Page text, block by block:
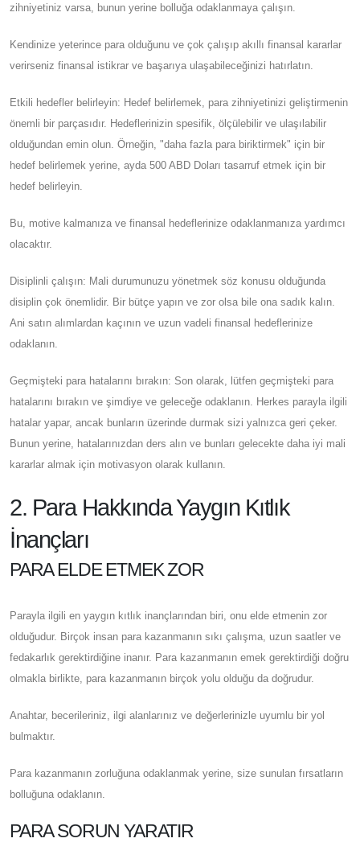
zihniyetiniz varsa, bunun yerine bolluğa odaklanmaya çalışın.
Kendinize yeterince para olduğunu ve çok çalışıp akıllı finansal kararlar
verirseniz finansal istikrar ve başarıya ulaşabileceğinizi hatırlatın.
Etkili hedefler belirleyin: Hedef belirlemek, para zihniyetinizi geliştirmenin
önemli bir parçasıdır. Hedeflerinizin spesifik, ölçülebilir ve ulaşılabilir
olduğundan emin olun. Örneğin, "daha fazla para biriktirmek" için bir
hedef belirlemek yerine, ayda 500 ABD Doları tasarruf etmek için bir
hedef belirleyin.
Bu, motive kalmanıza ve finansal hedeflerinize odaklanmanıza yardımcı
olacaktır.
Disiplinli çalışın: Mali durumunuzu yönetmek söz konusu olduğunda
disiplin çok önemlidir. Bir bütçe yapın ve zor olsa bile ona sadık kalın.
Ani satın alımlardan kaçının ve uzun vadeli finansal hedeflerinize
odaklanın.
Geçmişteki para hatalarını bırakın: Son olarak, lütfen geçmişteki para
hatalarını bırakın ve şimdiye ve geleceğe odaklanın. Herkes parayla ilgili
hatalar yapar, ancak bunların üzerinde durmak sizi yalnızca geri çeker.
Bunun yerine, hatalarınızdan ders alın ve bunları gelecekte daha iyi mali
kararlar almak için motivasyon olarak kullanın.
2. Para Hakkında Yaygın Kıtlık
İnançları
PARA ELDE ETMEK ZOR
Parayla ilgili en yaygın kıtlık inançlarından biri, onu elde etmenin zor
olduğudur. Birçok insan para kazanmanın sıkı çalışma, uzun saatler ve
fedakarlık gerektirdiğine inanır. Para kazanmanın emek gerektirdiği doğru
olmakla birlikte, para kazanmanın birçok yolu olduğu da doğrudur.
Anahtar, becerileriniz, ilgi alanlarınız ve değerlerinizle uyumlu bir yol
bulmaktır.
Para kazanmanın zorluğuna odaklanmak yerine, size sunulan fırsatların
bolluğuna odaklanın.
PARA SORUN YARATIR